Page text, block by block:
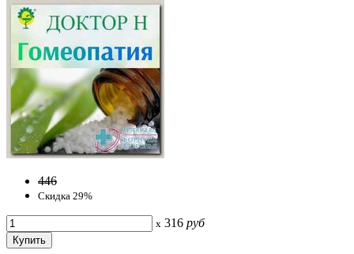
446
Скидка 29%
x 316 руб